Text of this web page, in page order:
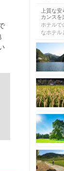
上質な
カンスを
ホテルで
なホテル